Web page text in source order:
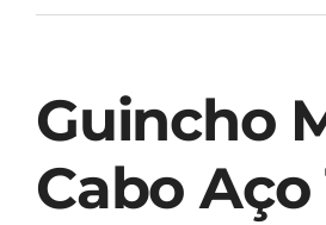
Guincho
Cabo Aço